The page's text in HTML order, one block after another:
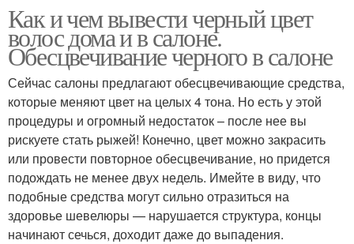
Как и чем вывести черный цвет
волос дома и в салоне.
Обесцвечивание черного в салоне
Сейчас салоны предлагают обесцвечивающие средства,
которые меняют цвет на целых 4 тона. Но есть у этой
процедуры и огромный недостаток – после нее вы
рискуете стать рыжей! Конечно, цвет можно закрасить
или провести повторное обесцвечивание, но придется
подождать не менее двух недель. Имейте в виду, что
подобные средства могут сильно отразиться на
здоровье шевелюры — нарушается структура, концы
начинают сечься, доходит даже до выпадения.